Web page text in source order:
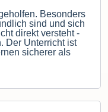
Besonders
sind und sich
direkt versteht -
Der Unterricht ist
sicherer als